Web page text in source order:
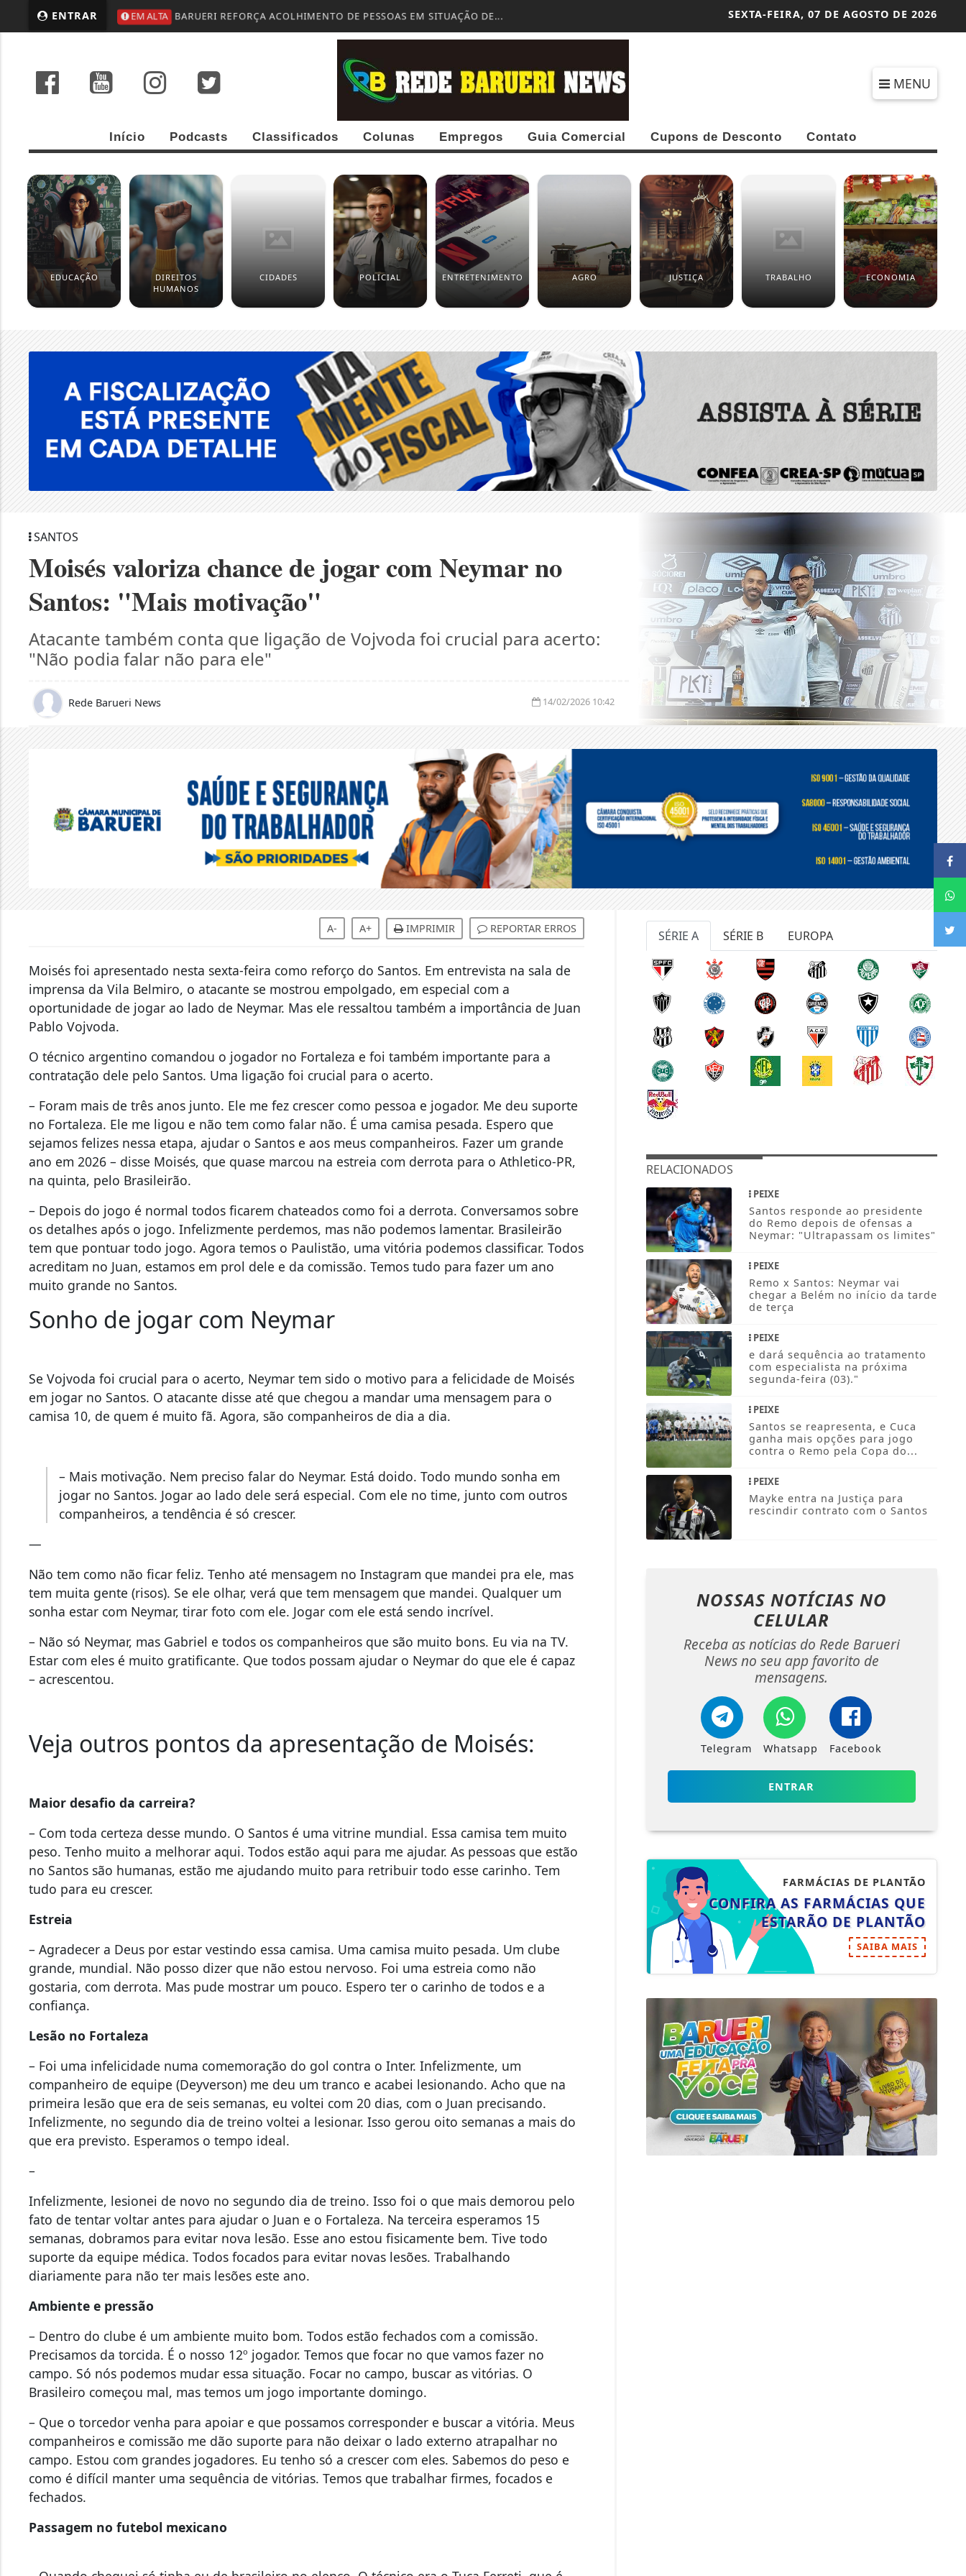
ENTRAR EM ALTA BARUERI REFORÇA ACOLHIMENTO DE PESSOAS EM SITUAÇÃO DE... SEXTA-FEIRA, 07 DE AGOSTO DE 2026
MENU
Início Podcasts Classificados Colunas Empregos Guia Comercial Cupons de Desconto Contato
EDUCAÇÃO
DIREITOS
HUMANOS
CIDADES POLICIAL ENTRETENIMENTO AGRO JUSTIÇA TRABALHO ECONOMIA
SANTOS
Moisés valoriza chance de jogar com Neymar no
Santos: "Mais motivação"
Atacante também conta que ligação de Vojvoda foi crucial para acerto:
"Não podia falar não para ele"
Rede Barueri News 14/02/2026 10:42
A- A+ IMPRIMIR REPORTAR ERROS
Moisés foi apresentado nesta sexta-feira como reforço do Santos. Em entrevista na sala de
imprensa da Vila Belmiro, o atacante se mostrou empolgado, em especial com a
oportunidade de jogar ao lado de Neymar. Mas ele ressaltou também a importância de Juan
Pablo Vojvoda.
O técnico argentino comandou o jogador no Fortaleza e foi também importante para a
contratação dele pelo Santos. Uma ligação foi crucial para o acerto.
– Foram mais de três anos junto. Ele me fez crescer como pessoa e jogador. Me deu suporte
no Fortaleza. Ele me ligou e não tem como falar não. É uma camisa pesada. Espero que
sejamos felizes nessa etapa, ajudar o Santos e aos meus companheiros. Fazer um grande
ano em 2026 – disse Moisés, que quase marcou na estreia com derrota para o Athletico-PR,
na quinta, pelo Brasileirão.
– Depois do jogo é normal todos ficarem chateados como foi a derrota. Conversamos sobre
os detalhes após o jogo. Infelizmente perdemos, mas não podemos lamentar. Brasileirão
tem que pontuar todo jogo. Agora temos o Paulistão, uma vitória podemos classificar. Todos
acreditam no Juan, estamos em prol dele e da comissão. Temos tudo para fazer um ano
muito grande no Santos.
Sonho de jogar com Neymar
Se Vojvoda foi crucial para o acerto, Neymar tem sido o motivo para a felicidade de Moisés
em jogar no Santos. O atacante disse até que chegou a mandar uma mensagem para o
camisa 10, de quem é muito fã. Agora, são companheiros de dia a dia.
– Mais motivação. Nem preciso falar do Neymar. Está doido. Todo mundo sonha em
jogar no Santos. Jogar ao lado dele será especial. Com ele no time, junto com outros
companheiros, a tendência é só crescer.
—
Não tem como não ficar feliz. Tenho até mensagem no Instagram que mandei pra ele, mas
tem muita gente (risos). Se ele olhar, verá que tem mensagem que mandei. Qualquer um
sonha estar com Neymar, tirar foto com ele. Jogar com ele está sendo incrível.
– Não só Neymar, mas Gabriel e todos os companheiros que são muito bons. Eu via na TV.
Estar com eles é muito gratificante. Que todos possam ajudar o Neymar do que ele é capaz
– acrescentou.
Veja outros pontos da apresentação de Moisés:
Maior desafio da carreira?
– Com toda certeza desse mundo. O Santos é uma vitrine mundial. Essa camisa tem muito
peso. Tenho muito a melhorar aqui. Todos estão aqui para me ajudar. As pessoas que estão
no Santos são humanas, estão me ajudando muito para retribuir todo esse carinho. Tem
tudo para eu crescer.
Estreia
– Agradecer a Deus por estar vestindo essa camisa. Uma camisa muito pesada. Um clube
grande, mundial. Não posso dizer que não estou nervoso. Foi uma estreia como não
gostaria, com derrota. Mas pude mostrar um pouco. Espero ter o carinho de todos e a
confiança.
Lesão no Fortaleza
– Foi uma infelicidade numa comemoração do gol contra o Inter. Infelizmente, um
companheiro de equipe (Deyverson) me deu um tranco e acabei lesionando. Acho que na
primeira lesão que era de seis semanas, eu voltei com 20 dias, com o Juan precisando.
Infelizmente, no segundo dia de treino voltei a lesionar. Isso gerou oito semanas a mais do
que era previsto. Esperamos o tempo ideal.
–
Infelizmente, lesionei de novo no segundo dia de treino. Isso foi o que mais demorou pelo
fato de tentar voltar antes para ajudar o Juan e o Fortaleza. Na terceira esperamos 15
semanas, dobramos para evitar nova lesão. Esse ano estou fisicamente bem. Tive todo
suporte da equipe médica. Todos focados para evitar novas lesões. Trabalhando
diariamente para não ter mais lesões este ano.
Ambiente e pressão
– Dentro do clube é um ambiente muito bom. Todos estão fechados com a comissão.
Precisamos da torcida. É o nosso 12º jogador. Temos que focar no que vamos fazer no
campo. Só nós podemos mudar essa situação. Focar no campo, buscar as vitórias. O
Brasileiro começou mal, mas temos um jogo importante domingo.
– Que o torcedor venha para apoiar e que possamos corresponder e buscar a vitória. Meus
companheiros e comissão me dão suporte para não deixar o lado externo atrapalhar no
campo. Estou com grandes jogadores. Eu tenho só a crescer com eles. Sabemos do peso e
como é difícil manter uma sequência de vitórias. Temos que trabalhar firmes, focados e
fechados.
Passagem no futebol mexicano
SÉRIE A SÉRIE B EUROPA
RELACIONADOS
PEIXE
Santos responde ao presidente
do Remo depois de ofensas a
Neymar: "Ultrapassam os limites"
PEIXE
Remo x Santos: Neymar vai
chegar a Belém no início da tarde
de terça
PEIXE
e dará sequência ao tratamento
com especialista na próxima
segunda-feira (03)."
PEIXE
Santos se reapresenta, e Cuca
ganha mais opções para jogo
contra o Remo pela Copa do...
PEIXE
Mayke entra na Justiça para
rescindir contrato com o Santos
NOSSAS NOTÍCIAS NO
CELULAR
Receba as notícias do Rede Barueri
News no seu app favorito de
mensagens.
Telegram Whatsapp Facebook
ENTRAR
FARMÁCIAS DE PLANTÃO
CONFIRA AS FARMÁCIAS QUE
ESTARÃO DE PLANTÃO
SAIBA MAIS